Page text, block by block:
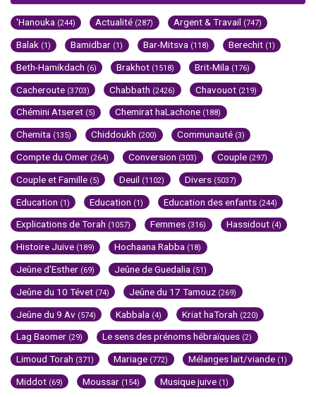
'Hanouka (244) Actualité (287) Argent & Travail (747)
Balak (1) Bamidbar (1) Bar-Mitsva (118) Berechit (1)
Beth-Hamikdach (6) Brakhot (1518) Brit-Mila (176)
Cacheroute (3703) Chabbath (2426) Chavouot (219)
Chémini Atseret (5) Chemirat haLachone (188)
Chemita (135) Chiddoukh (200) Communauté (3)
Compte du Omer (264) Conversion (303) Couple (297)
Couple et Famille (5) Deuil (1102) Divers (5037)
Education (1) Education (1) Education des enfants (244)
Explications de Torah (1057) Femmes (316) Hassidout (4)
Histoire Juive (189) Hochaana Rabba (18)
Jeûne d'Esther (69) Jeûne de Guedalia (51)
Jeûne du 10 Tévet (74) Jeûne du 17 Tamouz (269)
Jeûne du 9 Av (574) Kabbala (4) Kriat haTorah (220)
Lag Baomer (29) Le sens des prénoms hébraïques (2)
Limoud Torah (371) Mariage (772) Mélanges lait/viande (1)
Middot (69) Moussar (154) Musique juive (1)